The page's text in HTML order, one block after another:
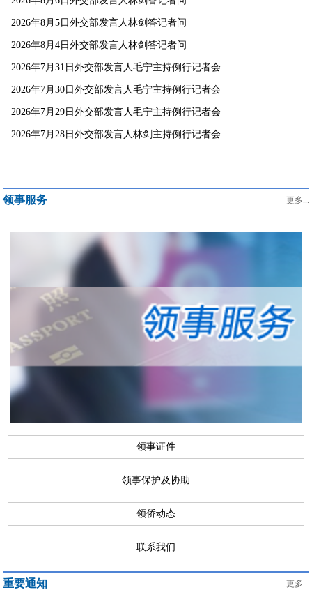
2026年8月5日外交部发言人林剑答记者问
2026年8月4日外交部发言人林剑答记者问
2026年7月31日外交部发言人毛宁主持例行记者会
2026年7月30日外交部发言人毛宁主持例行记者会
2026年7月29日外交部发言人毛宁主持例行记者会
2026年7月28日外交部发言人林剑主持例行记者会
领事服务 更多...
领事证件
领事保护及协助
领侨动态
联系我们
重要通知 更多...